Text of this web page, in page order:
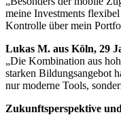
meine Investments
Kontrolle über mein
Lukas M. aus Köln, 29
„Die Kombination aus
starken Bildungsangebot
nur moderne Tools,
Zukunftsperspektive